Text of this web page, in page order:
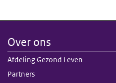
Over ons
Afdeling Gezond Leven
Partners